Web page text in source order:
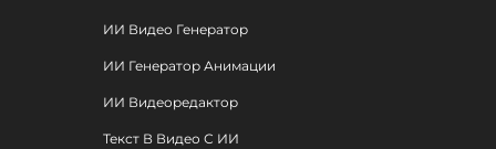
ИИ Видео Генератор
ИИ Генератор Анимации
ИИ Видеоредактор
Текст В Видео С ИИ